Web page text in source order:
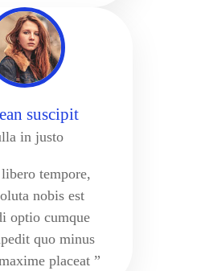
suscipit
in justo
tempore,
nobis est
optio cumque
quo minus
placeat ”